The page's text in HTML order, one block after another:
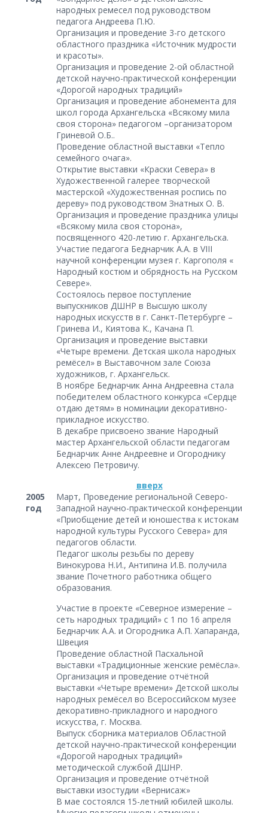
народных ремесел под руководством
педагога Андреева П.Ю.
Организация и проведение 3-го детского
областного праздника «Источник мудрости
и красоты».
Организация и проведение 2-ой областной
детской научно-практической конференции
«Дорогой народных традиций»
Организация и проведение абонемента для
школ города Архангельска «Всякому мила
своя сторона» педагогом –организатором
Гриневой О.Б..
Проведение областной выставки «Тепло
семейного очага».
Открытие выставки «Краски Севера» в
Художественной галерее творческой
мастерской «Художественная роспись по
дереву» под руководством Знатных О. В.
Организация и проведение праздника улицы
«Всякому мила своя сторона»,
посвященного 420-летию г. Архангельска.
Участие педагога Беднарчик А.А. в VIII
научной конференции музея г. Каргополя «
Народный костюм и обрядность на Русском
Севере».
Состоялось первое поступление
выпускников ДШНР в Высшую школу
народных искусств в г. Санкт-Петербурге –
Гринева И., Киятова К., Качана П.
Организация и проведение выставки
«Четыре времени. Детская школа народных
ремёсел» в Выставочном зале Союза
художников, г. Архангельск.
В ноябре Беднарчик Анна Андреевна стала
победителем областного конкурса «Сердце
отдаю детям» в номинации декоративно-
прикладное искусство.
В декабре присвоено звание Народный
мастер Архангельской области педагогам
Беднарчик Анне Андреевне и Огороднику
Алексею Петровичу.
вверх
2005
год
Март, Проведение региональной Северо-
Западной научно-практической конференции
«Приобщение детей и юношества к истокам
народной культуры Русского Севера» для
педагогов области.
Педагог школы резьбы по дереву
Винокурова Н.И., Антипина И.В. получила
звание Почетного работника общего
образования.
Участие в проекте «Северное измерение –
сеть народных традиций» с 1 по 16 апреля
Беднарчик А.А. и Огородника А.П. Хапаранда,
Швеция
Проведение областной Пасхальной
выставки «Традиционные женские ремёсла».
Организация и проведение отчётной
выставки «Четыре времени» Детской школы
народных ремёсел во Всероссийском музее
декоративно-прикладного и народного
искусства, г. Москва.
Выпуск сборника материалов Областной
детской научно-практической конференции
«Дорогой народных традиций»
методической службой ДШНР.
Организация и проведение отчётной
выставки изостудии «Вернисаж»
В мае состоялся 15-летний юбилей школы.